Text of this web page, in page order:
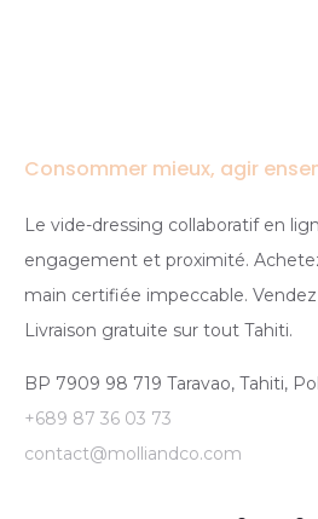
Consommer mieux, agir
Le vide-dressing collaboratif en
engagement et proximité.
main certifiée impeccable.
Livraison gratuite sur tout Tahiti.
BP 7909 98 719 Taravao, Tahiti,
+689 87 36 03 73
contact@molliandco.com